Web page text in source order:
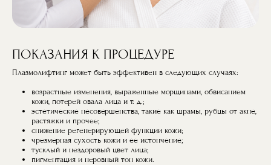
ПОКАЗАНИЯ К ПРОЦЕДУРЕ
Плазмолифтинг может быть эффективен в следующих случаях:
возрастные изменения, выраженные морщинами, обвисанием
кожи, потерей овала лица и т. д.;
эстетические несовершенства, такие как шрамы, рубцы от акне,
растяжки и прочее;
снижение регенерирующей функции кожи;
чрезмерная сухость кожи и ее истончение;
тусклый и нездоровый цвет лица;
пигментация и неровный тон кожи.